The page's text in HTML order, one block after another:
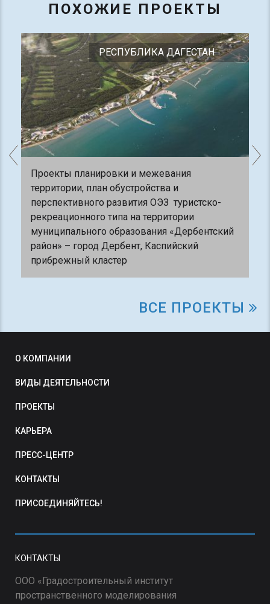
ПОХОЖИЕ ПРОЕКТЫ
РЕСПУБЛИКА ДАГЕСТАН
Проекты планировки и межевания
территории, план обустройства и
перспективного развития ОЭЗ туристско-
рекреационного типа на территории
муниципального образования «Дербентский
район» – город Дербент, Каспийский
прибрежный кластер
ВСЕ ПРОЕКТЫ
О КОМПАНИИ
ВИДЫ ДЕЯТЕЛЬНОСТИ
ПРОЕКТЫ
КАРЬЕРА
ПРЕСС-ЦЕНТР
КОНТАКТЫ
ПРИСОЕДИНЯЙТЕСЬ!
КОНТАКТЫ
ООО «Градостроительный институт
пространственного моделирования